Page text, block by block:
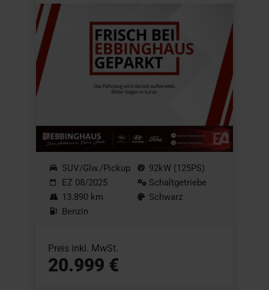
SUV/Glw./Pickup
EZ 08/2025
13.890 km
Benzin
92kW (125PS)
Schaltgetriebe
Schwarz
Preis inkl. MwSt.
20.999 €